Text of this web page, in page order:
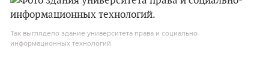
Так выглядело здание университета права и социально-
информационных технологий.